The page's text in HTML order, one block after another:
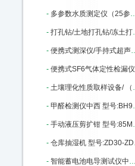
- 多参数水质测定仪（25参数） 型号:SH50-XZ-0125库号：M23001
- 打孔钻/土地打孔钻/冻土打孔钻/冰层上钻孔机中西 型号:KH05-KHT-QD库号：M23011
- 便携式测深仪/手持式超声波水深仪中西 型号:MH-SX300库号：M33491
- 便携式SF6气体定性检漏仪
- 土壤理化性质取样设备/ （中西器材） 型号:HB68/BJX1-3库号：M236791
- 甲醛检测仪中西 型号:BH93-XK-A3C库号：M291545
- 手动液压剪扩钳 型号:85M301027库号：M301027
- 仓库抽湿机 型号:ZD30-ZD-8138C库号：M406049
- 智能蓄电池电导测试仪中西 型号:TY13-OBT-6650库号：M396703